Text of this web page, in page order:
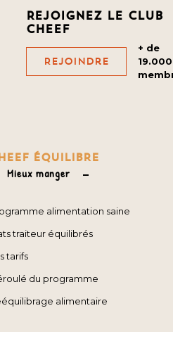
Rejoignez le club
cheef
Rejoindre
+ de
19.000
ÉQUILIBRE
Mieux manger
alimentation saine
traiteur équilibrés
tarifs
du programme
alimentaire